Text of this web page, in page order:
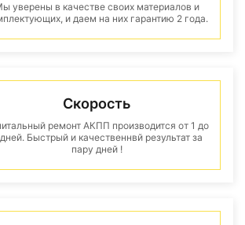
уверены в качестве своих материалов и
и даем на них гарантию 2 года.
Скорость
ремонт АКПП производится от 1 до
Быстрый и качественнвй результат за
пару дней !